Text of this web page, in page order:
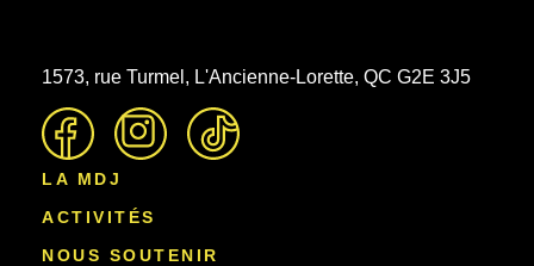
1573, rue Turmel, L'Ancienne-Lorette, QC G2E 3J5
LA MDJ
ACTIVITÉS
NOUS SOUTENIR